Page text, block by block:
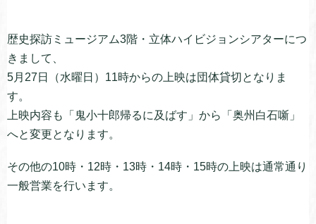
歴史探訪ミュージアム3階・立体ハイビジョンシアターにつ
きまして、
5月27日（水曜日）11時からの上映は団体貸切となりま
す。
上映内容も「鬼小十郎帰るに及ばす」から「奥州白石噺」
へと変更となります。
その他の10時・12時・13時・14時・15時の上映は通常通り
一般営業を行います。